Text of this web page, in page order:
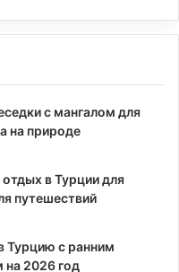
с мангалом для
на природе
в Турции для
путешествий
Турцию с ранним
на 2026 год